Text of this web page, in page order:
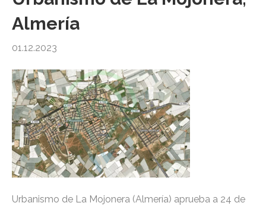
Almería
01.12.2023
Urbanismo de La Mojonera (Almería) aprueba a 24 de